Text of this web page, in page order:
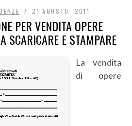
21 AGOSTO, 2011
PER VENDITA OPERE
SCARICARE E STAMPARE
La vendita
di opere